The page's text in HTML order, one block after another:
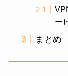
ー
まとめ